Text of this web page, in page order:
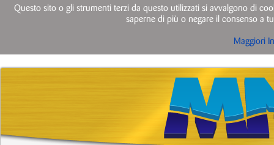
Questo sito o gli strumenti terzi da questo utilizzati si avvalgono di
saperne di più o negare il consenso a
Maggiori